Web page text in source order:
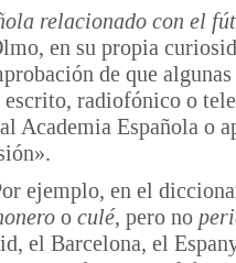
relacionado con el
en su propia
de que algunas
escrito, radiofónico o
Academia Española o
ejemplo, en el
o culé, pero no
el Barcelona, el